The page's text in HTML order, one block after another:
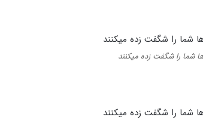
شما را شگفت زده میکنند